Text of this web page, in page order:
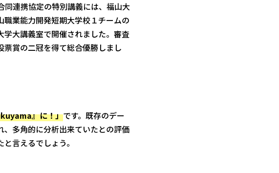
同連携協定の特別講義には、福山大
業能力開発短期大学校１チームの
大講義室で開催されました。 審査
賞の二冠を得て総合優勝しまし
』に！」です。既存のデー
多角的に分析出来ていたとの評価
言えるでしょう。